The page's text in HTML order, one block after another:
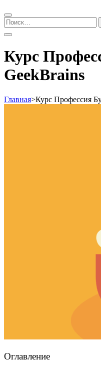
Найти:
Курс
GeekBrains
Главная>Курс Профессия
Оглавление